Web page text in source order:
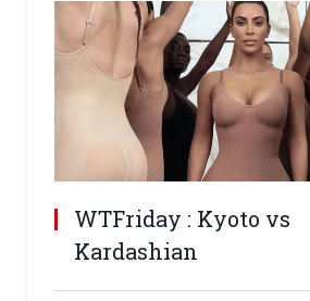
WTFriday : Kyoto vs
Kardashian